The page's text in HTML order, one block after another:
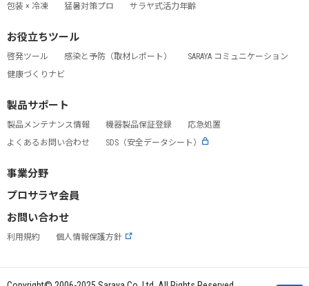
包装 × 冷凍
猛暑対策プロ サラヤ式活力年齢
お役立ちツール
啓発ツール 感染と予防（取材レポート）
SARAYA コミュニケーション
健康づくりナビ
製品サポート
製品メンテナンス情報 機器製品保証登録
応急処置
よくあるお問い合わせ
SDS（安全データシート）
事業分野
プロサラヤ会員
お問い合わせ
利用規約 個人情報保護方針